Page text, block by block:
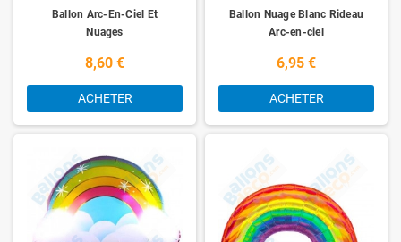
Ballon Arc-En-Ciel Et
Nuages
8,60 €
ACHETER
Ballon Nuage Blanc Rideau
Arc-en-ciel
6,95 €
ACHETER